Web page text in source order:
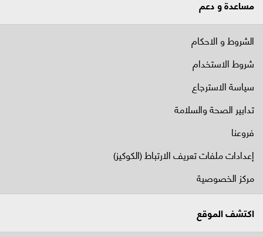
مساعدة و دعم
الشروط و الاحكام
شروط الاستخدام
سياسة الاسترجاع
تدابير الصحة والسلامة
فروعنا
إعدادات ملفات تعريف الارتباط (الكوكيز)
مركز الخصوصية
اكتشف الموقع